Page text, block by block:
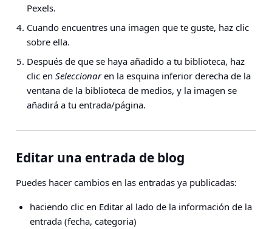
Pexels.
Cuando encuentres una imagen que te guste, haz clic
sobre ella.
Después de que se haya añadido a tu biblioteca, haz
clic en Seleccionaren la esquina inferior derecha de la
ventana de la biblioteca de medios, y la imagen se
añadirá a tu entrada/página.
Editar una entrada de blog
Puedes hacer cambios en las entradas ya publicadas:
haciendo clic en Editaral lado de la información de la
entrada (fecha, categoria)